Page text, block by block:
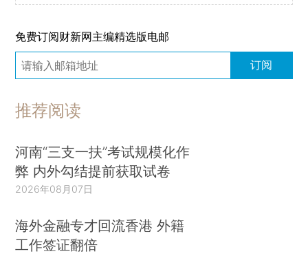
免费订阅财新网主编精选版电邮
订阅
推荐阅读
河南“三支一扶”考试规模化作
弊 内外勾结提前获取试卷
2026年08月07日
海外金融专才回流香港 外籍
工作签证翻倍